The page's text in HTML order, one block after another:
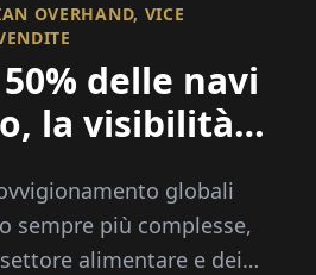
OVERHAND, VICE
delle navi
la visibilità
globali
sempre più complesse,
alimentare e dei